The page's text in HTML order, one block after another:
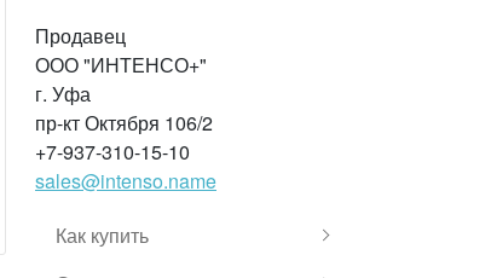
Продавец
ООО "ИНТЕНСО+"
г. Уфа
пр-кт Октября 106/2
+7-937-310-15-10
sales@intenso.name
Как купить